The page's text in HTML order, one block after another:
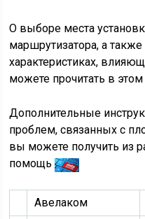
О выборе места
маршрутизатора, а
характеристиках,
можете прочитать в
Дополнительные
проблем, связанных с
вы можете получить из
помощь
Авелаком